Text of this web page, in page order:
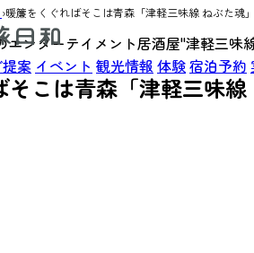
案 イベント 観光情報 体験宿泊予約
›暖簾をくぐればそこは青森「津軽三味線 ねぶた魂
エンターテイメント居酒屋"津軽三味
そこは青森「津軽三味